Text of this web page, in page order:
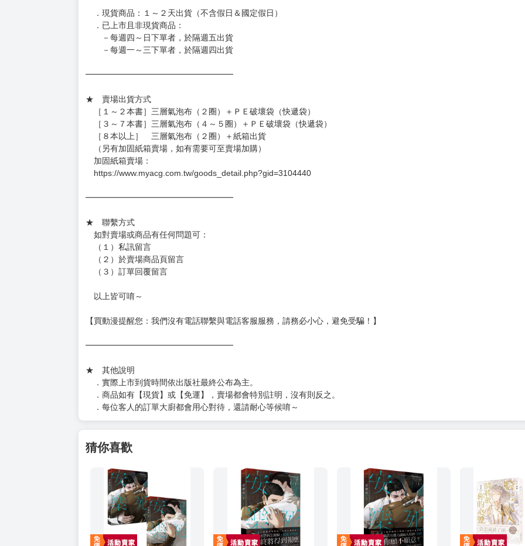
約發售後1個月-2個月抵台。
◆如遇缺貨或砍單，將另行通知並取消訂單，敬請諒解。
週一～週五 １０：００～１９：００
（假日＆國定假日休息，客服會不定時回覆）
．現貨商品：１～２天出貨（不含假日＆國定假日）
．已上市且非現貨商品：
－每週四～日下單者，於隔週五出貨
－每週一～三下單者，於隔週四出貨
★ 賣場出貨方式
［１～２本書］三層氣泡布（２圈）＋ＰＥ破壞袋（快遞袋）
［３～７本書］三層氣泡布（４～５圈）＋ＰＥ破壞袋（快遞袋）
［８本以上］ 三層氣泡布（２圈）＋紙箱出貨
（另有加固紙箱賣場，如有需要可至賣場加購）
https://www.myacg.com.tw/goods_detail.php?gid=3104440
━━━━━━━━━━━━━━━━━━
（１）私訊留言
（２）於賣場商品頁留言
（３）訂單回覆留言
【買動漫提醒您：我們沒有電話聯繫與電話客服服務，請務必小心，避免受騙！】
★ 其他說明
．實際上市到貨時間依出版社最終公布為主。
．商品如有【現貨】或【免運】，賣場都會特別註明，沒有則反之。
．每位客人的訂單大廚都會用心對待，還請耐心等候唷～